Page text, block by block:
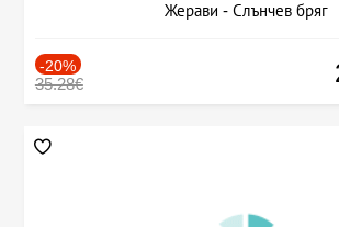
Жерави - Слънчев бряг
-20%
35.28€